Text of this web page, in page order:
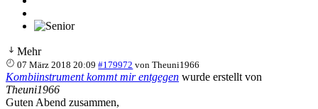
Mehr
07 März 2018 20:09 #179972 vonTheuni1966
Kombiinstrument kommt mir entgegen wurde erstellt von
Theuni1966
Guten Abend zusammen,